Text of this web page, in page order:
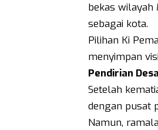
bekas wilayah
sebagai kota.
Pilihan Ki
menyimpan
Pendirian
Setelah
dengan pusat
Namun,